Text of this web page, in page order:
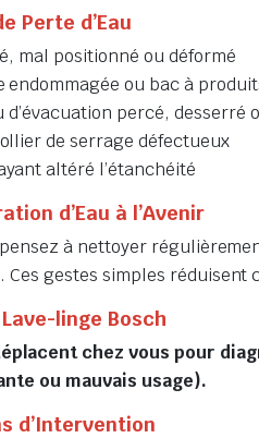
Perte d’Eau
mal positionné ou déformé
endommagée ou bac à
d’évacuation percé, desserré
de serrage défectueux
altéré l’étanchéité
d’Eau à l’Avenir
à nettoyer
Ces gestes simples
linge Bosch
chez vous pour
ou mauvais usage).
d’Intervention